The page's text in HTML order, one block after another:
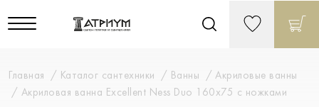
Главная Каталог сантехники Ванны
Акриловые ванны
Акриловая ванна Excellent Ness Duo 160х75 с ножками